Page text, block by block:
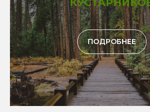
ПОДРОБНЕЕ